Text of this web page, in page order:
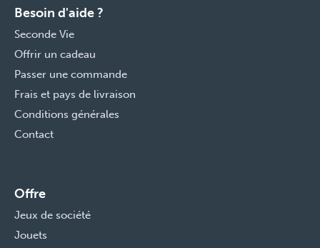
Besoin d'aide ?
Seconde Vie
Offrir un cadeau
Passer une commande
Frais et pays de livraison
Conditions générales
Contact
Offre
Jeux de société
Jouets